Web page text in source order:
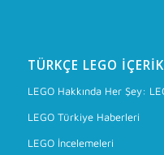
TÜRKÇE LEGO
LEGO Hakkında Her Şey:
LEGO Türkiye Haberleri
LEGO İncelemeleri